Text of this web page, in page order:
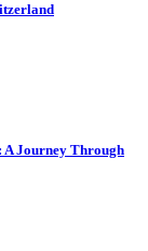
Journey Through